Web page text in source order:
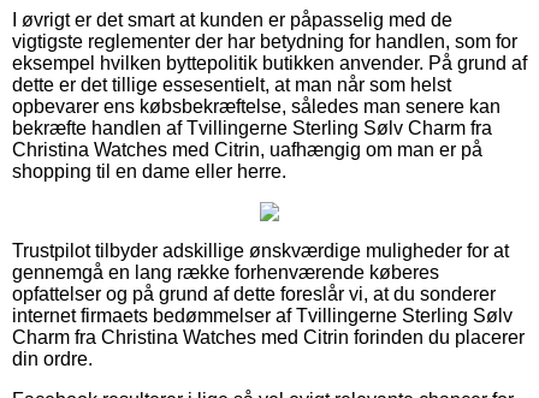
I øvrigt er det smart at kunden er påpasselig med de
vigtigste reglementer der har betydning for handlen, som for
eksempel hvilken byttepolitik butikken anvender. På grund af
dette er det tillige essesentielt, at man når som helst
opbevarer ens købsbekræftelse, således man senere kan
bekræfte handlen af Tvillingerne Sterling Sølv Charm fra
Christina Watches med Citrin, uafhængig om man er på
shopping til en dame eller herre.
Trustpilot tilbyder adskillige ønskværdige muligheder for at
gennemgå en lang række forhenværende køberes
opfattelser og på grund af dette foreslår vi, at du sonderer
internet firmaets bedømmelser af Tvillingerne Sterling Sølv
Charm fra Christina Watches med Citrin forinden du placerer
din ordre.